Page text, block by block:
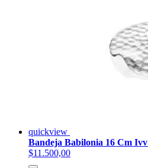
quickview
Bandeja Babilonia 16 Cm Ivv
$11.500,00